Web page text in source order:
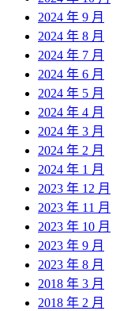
2024 年 9 月
2024 年 8 月
2024 年 7 月
2024 年 6 月
2024 年 5 月
2024 年 4 月
2024 年 3 月
2024 年 2 月
2024 年 1 月
2023 年 12 月
2023 年 11 月
2023 年 10 月
2023 年 9 月
2023 年 8 月
2018 年 3 月
2018 年 2 月